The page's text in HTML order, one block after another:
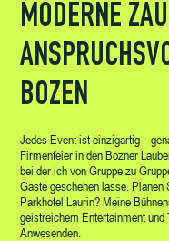
MODERNE
BOZEN
Jedes Event ist einzigartig –
Firmenfeier in den Bozner
bei der ich von Gruppe zu
Gäste geschehen lasse.
Parkhotel Laurin? Meine
geistreichem Entertainment
Anwesenden.